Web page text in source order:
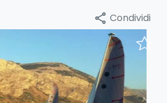
share Condividi